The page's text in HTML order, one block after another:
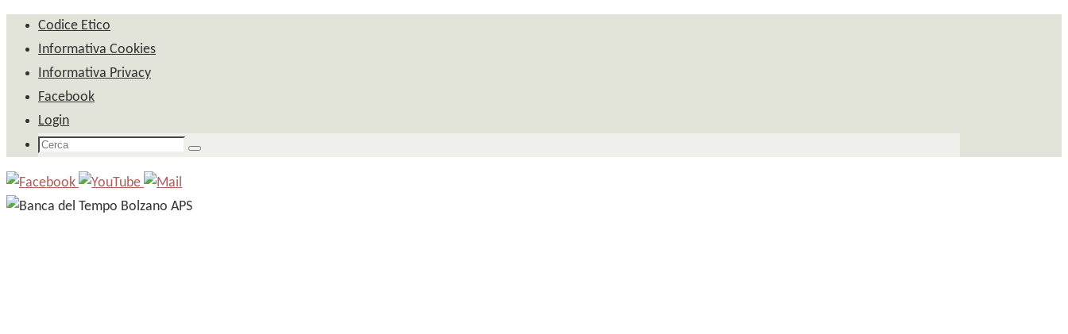
Salta
contenuto
Codice Etico
Informativa Cookies
Informativa Privacy
Facebook
Login
Cerca
Cerca